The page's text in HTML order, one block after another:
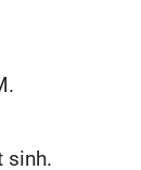
sinh.